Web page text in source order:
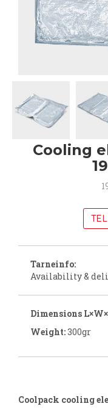
Cooling
Tarneinfo:
Availability &
Dimensions
Weight:300gr
Coolpack cooling